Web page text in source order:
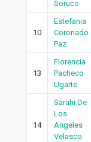
Soruco
10
Estefania
Coronado
Paz
13
Florencia
Pacheco
Ugarte
14
Sarahi De
Los
Angeles
Velasco